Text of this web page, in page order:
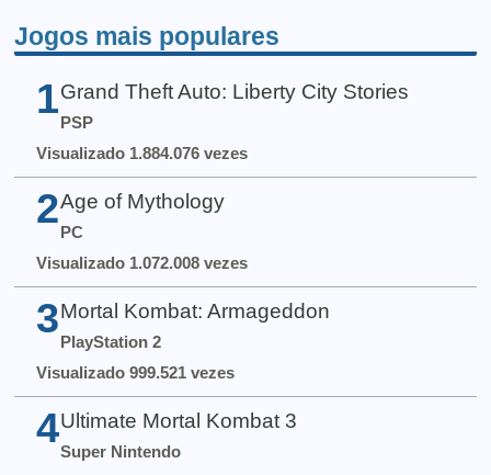
Jogos mais populares
1 Grand Theft Auto: Liberty City Stories
PSP
Visualizado 1.884.076 vezes
2 Age of Mythology
PC
Visualizado 1.072.008 vezes
3 Mortal Kombat: Armageddon
PlayStation 2
Visualizado 999.521 vezes
4 Ultimate Mortal Kombat 3
Super Nintendo